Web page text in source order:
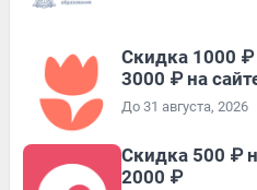
Скидка 1000 ₽
3000 ₽ на
До 31 августа, 2026
Скидка 500 ₽
2000 ₽